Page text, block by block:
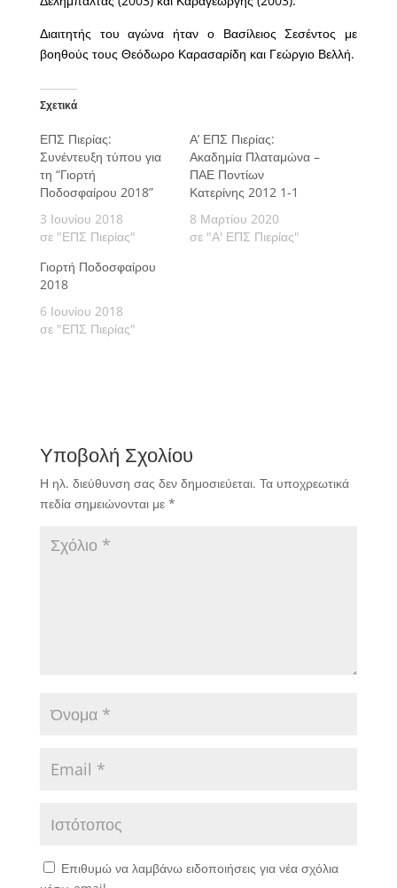
Διαιτητής του αγώνα ήταν ο Βασίλειος Σεσέντος με
βοηθούς τους Θεόδωρο Καρασαρίδη και Γεώργιο Βελλή.
Σχετικά
ΕΠΣ Πιερίας:
Συνέντευξη τύπου για
τη “Γιορτή
Ποδοσφαίρου 2018”
3 Ιουνίου 2018
σε "ΕΠΣ Πιερίας"
Α’ ΕΠΣ Πιερίας:
Ακαδημία Πλαταμώνα –
ΠΑΕ Ποντίων
Κατερίνης 2012 1-1
8 Μαρτίου 2020
σε "Α' ΕΠΣ Πιερίας"
Γιορτή Ποδοσφαίρου
2018
6 Ιουνίου 2018
σε "ΕΠΣ Πιερίας"
Υποβολή Σχολίου
Η ηλ. διεύθυνση σας δεν δημοσιεύεται. Τα υποχρεωτικά
πεδία σημειώνονται με *
Επιθυμώ να λαμβάνω ειδοποιήσεις για νέα σχόλια